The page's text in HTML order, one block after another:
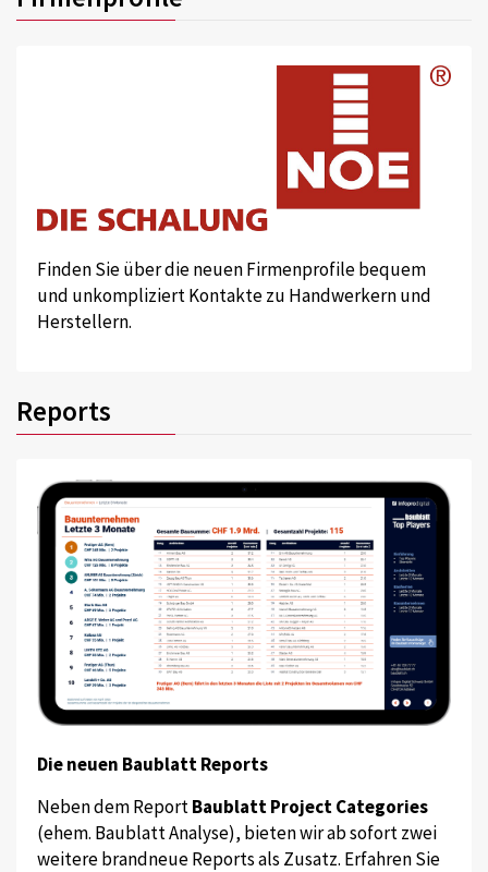
Finden Sie über die neuen Firmenprofile bequem
und unkompliziert Kontakte zu Handwerkern und
Herstellern.
Reports
Die neuen Baublatt Reports
Neben dem ReportBaublatt Project Categories
(ehem. Baublatt Analyse), bieten wir ab sofort zwei
weitere brandneue Reports als Zusatz. Erfahren Sie